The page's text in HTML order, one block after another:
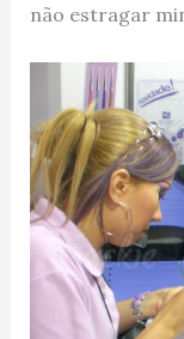
não estragar